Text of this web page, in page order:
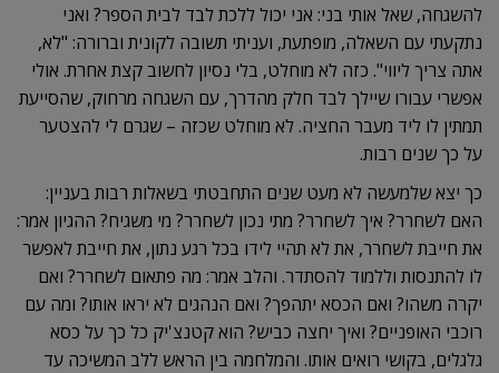
להשגחה, שאל אותי בני: אני יכול ללכת לבד לבית הספר? ואני
נתקעתי עם השאלה, מופתעת, ועניתי תשובה לקונית וברורה: "לא,
אתה צריך ליווי". כזה לא מוחלט, בלי נסיון לחשוב קצת אחרת. אולי
אפשרי עבורו שיילך לבד חלק מהדרך, עם השגחה מרחוק, שהסייעת
תמתין לו ליד מעבר החציה. לא מוחלט שכזה – שגרם לי להצטער
על כך שנים רבות.
כך יצא שלמעשה לא מעט שנים התחבטתי בשאלות רבות בעניין:
האם לשחרר? איך לשחרר? מתי נכון לשחרר? מי משגיח? ההגיון אמר:
את חייבת לשחרר, את לא תהיי לידו בכל רגע נתון, את חייבת לאפשר
לו להתנסות וללמוד להסתדר. והלב אמר: מה פתאום לשחרר? ואם
יקרה משהו? ואם הכסא יתהפך? ואם הנהגים לא יראו אותו? ומה עם
רוכבי האופניים? ואיך יחצה כביש? הוא קטנצ'יק כל כך על כסא
גלגלים, בקושי רואים אותו. והמלחמה בין הראש ללב המשיכה עד